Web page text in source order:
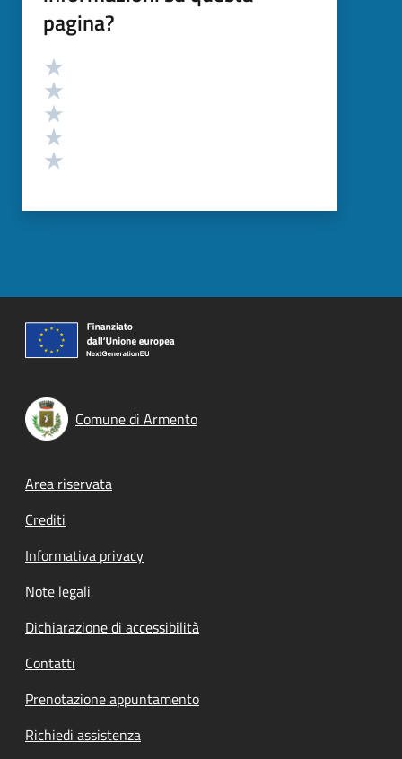
pagina?
Valutazione
Comune di Armento
Footer menu
Area riservata
Crediti
Informativa privacy
Note legali
Dichiarazione di accessibilità
Contatti
Prenotazione appuntamento
Richiedi assistenza